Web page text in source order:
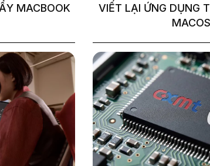
MACBOOK
VIẾT LẠI ỨNG DỤNG
MACOS